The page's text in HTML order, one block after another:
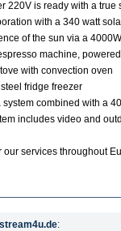
220V is ready with a
with a 340 watt
of the sun via a
machine,
with convection oven
fridge freezer
system combined with a
includes video and
our services throughout
: